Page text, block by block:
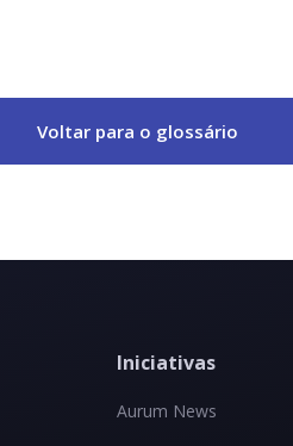
Voltar para o glossário
Iniciativas
Aurum News